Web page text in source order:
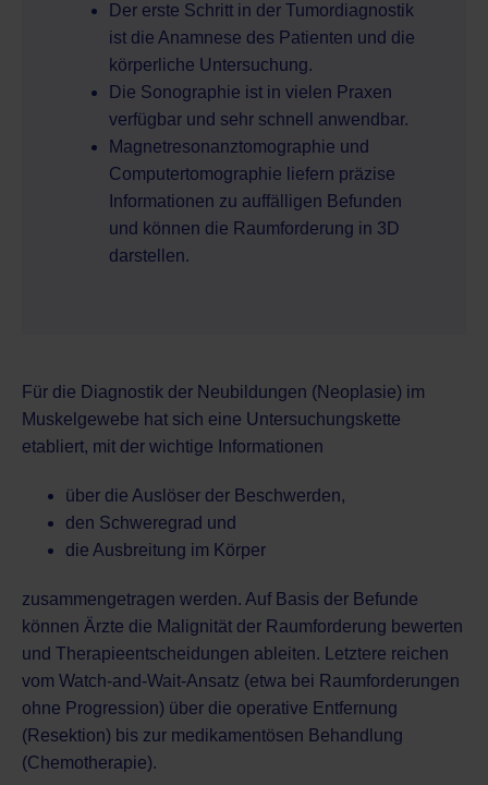
Der erste Schritt in der Tumordiagnostik
ist die Anamnese des Patienten und die
körperliche Untersuchung.
Die Sonographie ist in vielen Praxen
verfügbar und sehr schnell anwendbar.
Magnetresonanztomographie und
Computertomographie liefern präzise
Informationen zu auffälligen Befunden
und können die Raumforderung in 3D
darstellen.
Für die Diagnostik der Neubildungen (Neoplasie) im
Muskelgewebe hat sich eine Untersuchungskette
etabliert, mit der wichtige Informationen
über die Auslöser der Beschwerden,
den Schweregrad und
die Ausbreitung im Körper
zusammengetragen werden. Auf Basis der Befunde
können Ärzte die Malignität der Raumforderung bewerten
und Therapieentscheidungen ableiten. Letztere reichen
vom Watch-and-Wait-Ansatz (etwa bei Raumforderungen
ohne Progression) über die operative Entfernung
(Resektion) bis zur medikamentösen Behandlung
(Chemotherapie).